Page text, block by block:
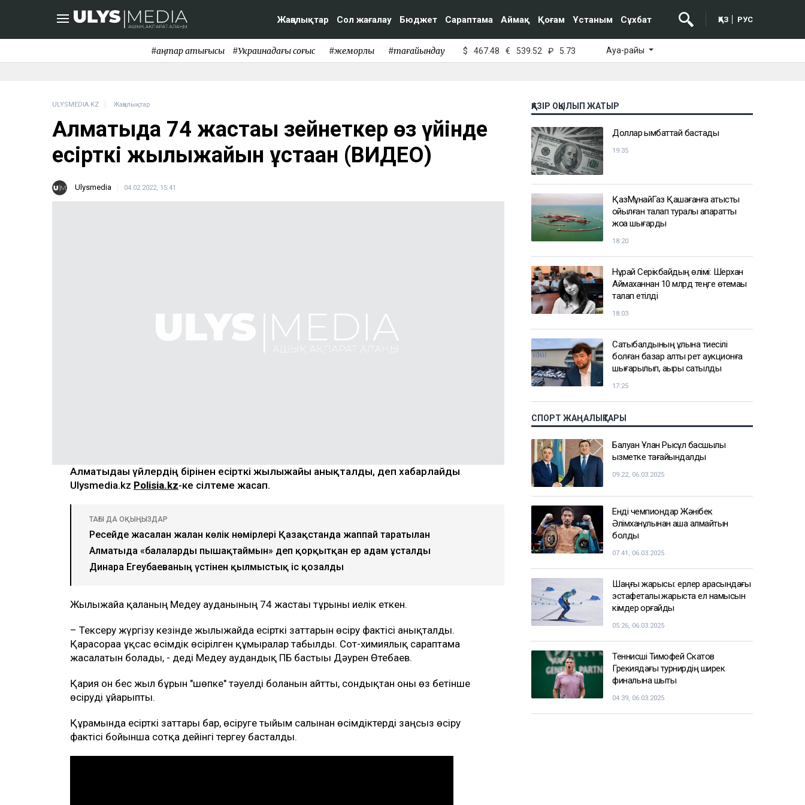
Жаңалықтар Сол жағалау Бюджет Сараптама Аймақ Қоғам Ұстаным Сұхбат ҚАЗ РУС
#қаңтар қақтығысы #Украинадағы соғыс #жемқорлық #тағайындау $ 467.48 € 539.52 ₽ 5.73 Ауа-райы
ULYSMEDIA.KZ Жаңалықтар
Алматыда 74 жастағы зейнеткер өз үйінде
есірткі жылыжайын ұстаған (ВИДЕО)
Ulysmedia 04.02.2022, 15:41
Алматыдағы үйлердің бірінен есірткі жылыжайы анықталды, деп хабарлайды
Ulysmedia.kz Polisia.kz-ке сілтеме жасап.
ТАҒЫ ДА ОҚЫҢЫЗДАР
Ресейде жасалған жалған көлік нөмірлері Қазақстанда жаппай таратылған
Алматыда «балаларды пышақтаймын» деп қорқытқан ер адам ұсталды
Динара Егеубаеваның үстінен қылмыстық іс қозғалды
Жылыжайға қаланың Медеу ауданының 74 жастағы тұрғыны иелік еткен.
– Тексеру жүргізу кезінде жылыжайда есірткі заттарын өсіру фактісі анықталды.
Қарасораға ұқсас өсімдік өсірілген құмыралар табылды. Сот-химиялық сараптама
жасалатын болады, - деді Медеу аудандық ПБ бастығы Дәурен Өтебаев.
Қария он бес жыл бұрын "шөпке" тәуелді болғанын айтты, сондықтан оны өз бетінше
өсіруді ұйғарыпты.
Құрамында есірткі заттары бар, өсіруге тыйым салынған өсімдіктерді заңсыз өсіру
фактісі бойынша сотқа дейінгі тергеу басталды.
ҚАЗІР ОҚЫЛЫП ЖАТЫР
Доллар қымбаттай бастады
19:35
ҚазМұнайГаз Қашағанға қатысты
қойылған талап туралы ақпаратты
жоққа шығарды
18:20
Нұрай Серікбайдың өлімі: Шерхан
Аймаханнан 10 млрд теңге өтемақы
талап етілді
18:03
Сатыбалдының ұлына тиесілі
болған базар алты рет аукционға
шығарылып, ақыры сатылды
17:25
СПОРТ ЖАҢАЛЫҚТАРЫ
Балуан Ұлан Рысқұл басшылық
қызметке тағайындалды
09:22, 06.03.2025
Енді чемпиондар Жәнібек
Әлімханұлынан қаша алмайтын
болды
07:41, 06.03.2025
Шаңғы жарысы: ерлер арасындағы
эстафеталық жарыста ел намысын
кімдер қорғайды
05:26, 06.03.2025
Теннисші Тимофей Скатов
Грекиядағы турнирдің ширек
финалына шықты
04:39, 06.03.2025